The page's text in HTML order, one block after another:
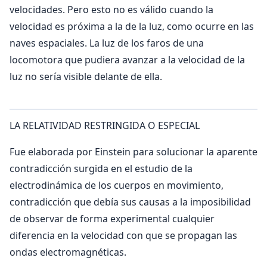
velocidades. Pero esto no es válido cuando la
velocidad es próxima a la de la luz, como ocurre en las
naves espaciales. La luz de los faros de una
locomotora que pudiera avanzar a la velocidad de la
luz no sería visible delante de ella.
LA RELATIVIDAD RESTRINGIDA O ESPECIAL
Fue elaborada por Einstein para solucionar la aparente
contradicción surgida en el estudio de la
electrodinámica de los cuerpos en movimiento,
contradicción que debía sus causas a la imposibilidad
de observar de forma experimental cualquier
diferencia en la velocidad con que se propagan las
ondas electromagnéticas.